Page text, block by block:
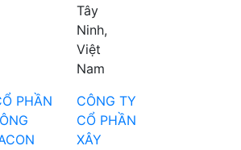
Tây
Ninh,
Việt
Nam
CÔNG TY
CỔ PHẦN
XÂY